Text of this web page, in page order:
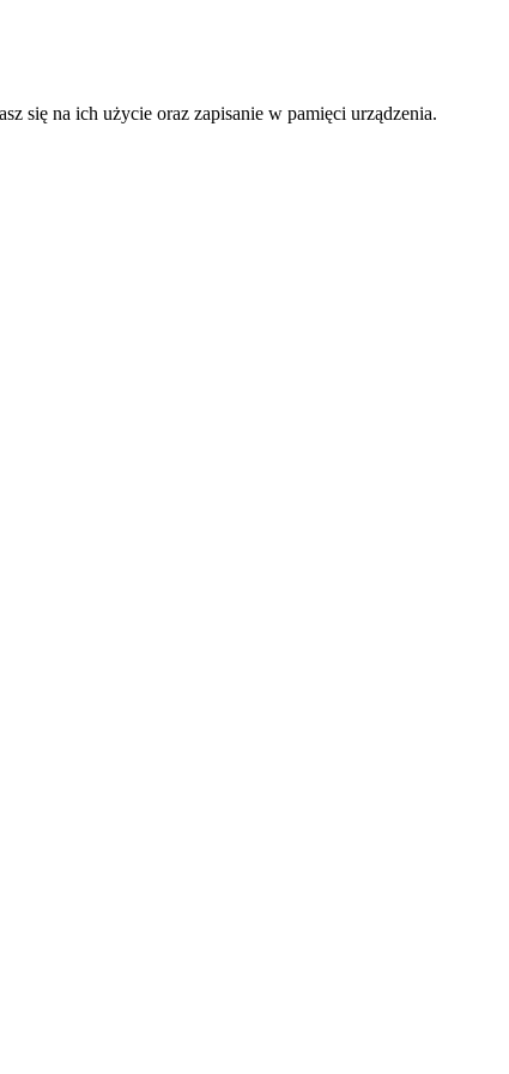
się na ich użycie oraz zapisanie w pamięci urządzenia.